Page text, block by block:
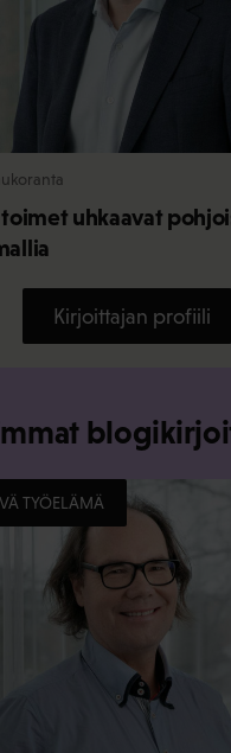
uhkaavat
Kirjoittajan profiili
TYÖELÄMÄ